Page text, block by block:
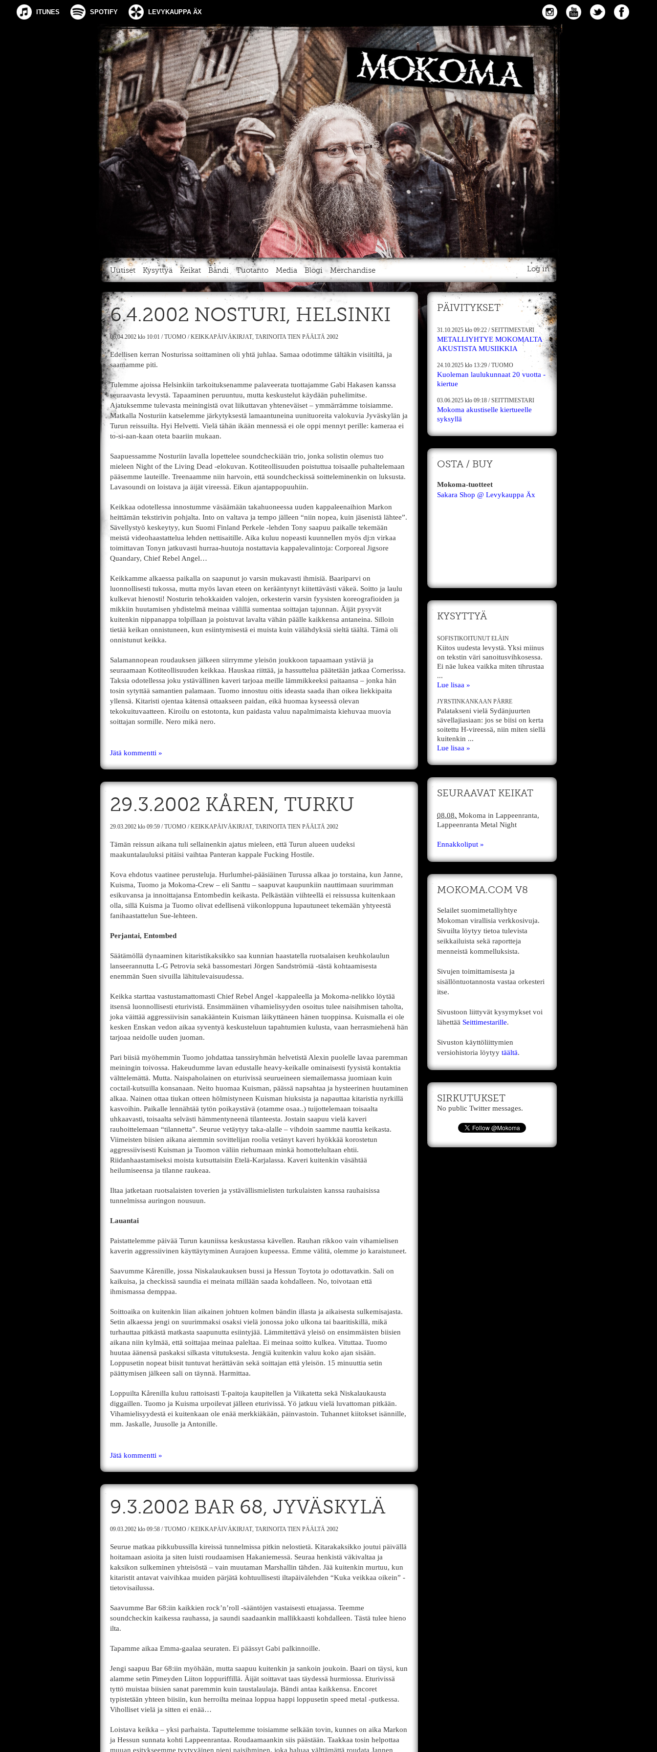
ITUNES SPOTIFY LEVYKAUPPA ÄX
Uutiset Kysyttyä Keikat Bändi Tuotanto Media Blogi Merchandise Log in
6.4.2002 NOSTURI, HELSINKI
06.04.2002 klo 10:01 /TUOMO /KEIKKAPÄIVÄKIRJAT, TARINOITA TIEN PÄÄLTÄ 2002
Edellisen kerran Nosturissa soittaminen oli yhtä juhlaa. Samaa odotimme tältäkin visiitiltä, ja
saamamme piti.
Tulemme ajoissa Helsinkiin tarkoituksenamme palaveerata tuottajamme Gabi Hakasen kanssa
seuraavasta levystä. Tapaaminen peruuntuu, mutta keskustelut käydään puhelimitse.
Ajatuksemme tulevasta meiningistä ovat liikuttavan yhteneväiset – ymmärrämme toisiamme.
Matkalla Nosturiin katselemme järkytyksestä lamaantuneina uunituoreita valokuvia Jyväskylän ja
Turun reissuilta. Hyi Helvetti. Vielä tähän ikään mennessä ei ole oppi mennyt perille: kameraa ei
to-si-aan-kaan oteta baariin mukaan.
Saapuessamme Nosturiin lavalla lopettelee soundcheckiään trio, jonka solistin olemus tuo
mieleen Night of the Living Dead -elokuvan. Kotiteollisuuden poistuttua toisaalle puhaltelemaan
pääsemme lauteille. Treenaamme niin harvoin, että soundcheckissä soitteleminenkin on luksusta.
Lavasoundi on loistava ja äijät vireessä. Eikun ajantappopuuhiin.
Keikkaa odotellessa innostumme väsäämään takahuoneessa uuden kappaleenaihion Markon
heittämän tekstirivin pohjalta. Into on valtava ja tempo jälleen “niin nopea, kuin jäsenistä lähtee”.
Sävellystyö keskeytyy, kun Suomi Finland Perkele -lehden Tony saapuu paikalle tekemään
meistä videohaastattelua lehden nettisaitille. Aika kuluu nopeasti kuunnellen myös dj:n virkaa
toimittavan Tonyn jatkuvasti hurraa-huutoja nostattavia kappalevalintoja: Corporeal Jigsore
Quandary, Chief Rebel Angel…
Keikkamme alkaessa paikalla on saapunut jo varsin mukavasti ihmisiä. Baariparvi on
luonnollisesti tukossa, mutta myös lavan eteen on kerääntynyt kiitettävästi väkeä. Soitto ja laulu
kulkevat hienosti! Nosturin tehokkaiden valojen, orkesterin varsin fyysisten koreografioiden ja
mikkiin huutamisen yhdistelmä meinaa välillä sumentaa soittajan tajunnan. Äijät pysyvät
kuitenkin nippanappa tolpillaan ja poistuvat lavalta vähän päälle kaikkensa antaneina. Silloin
tietää keikan onnistuneen, kun esiintymisestä ei muista kuin välähdyksiä sieltä täältä. Tämä oli
onnistunut keikka.
Salamannopean roudauksen jälkeen siirrymme yleisön joukkoon tapaamaan ystäviä ja
seuraamaan Kotiteollisuuden keikkaa. Hauskaa riittää, ja hassuttelua päätetään jatkaa Cornerissa.
Taksia odotellessa joku ystävällinen kaveri tarjoaa meille lämmikkeeksi paitaansa – jonka hän
tosin sytyttää samantien palamaan. Tuomo innostuu oitis ideasta saada ihan oikea liekkipaita
yllensä. Kitaristi ojentaa kätensä ottaakseen paidan, eikä huomaa kyseessä olevan
tekokuituvaatteen. Kiroilu on estotonta, kun paidasta valuu napalmimaista kiehuvaa muovia
soittajan sormille. Nero mikä nero.
Jätä kommentti »
29.3.2002 KÅREN, TURKU
29.03.2002 klo 09:59 /TUOMO /KEIKKAPÄIVÄKIRJAT, TARINOITA TIEN PÄÄLTÄ 2002
Tämän reissun aikana tuli sellainenkin ajatus mieleen, että Turun alueen uudeksi
maakuntalauluksi pitäisi vaihtaa Panteran kappale Fucking Hostile.
Kova ehdotus vaatinee perusteluja. Hurlumhei-pääsiäinen Turussa alkaa jo torstaina, kun Janne,
Kuisma, Tuomo ja Mokoma-Crew – eli Santtu – saapuvat kaupunkiin nauttimaan suurimman
esikuvansa ja innoittajansa Entombedin keikasta. Pelkästään viihteellä ei reissussa kuitenkaan
olla, sillä Kuisma ja Tuomo olivat edellisenä viikonloppuna lupautuneet tekemään yhtyeestä
fanihaastattelun Sue-lehteen.
Perjantai, Entombed
Säätämöllä dynaaminen kitaristikaksikko saa kunnian haastatella ruotsalaisen keuhkolaulun
lanseerannutta L-G Petrovia sekä bassomestari Jörgen Sandströmiä -tästä kohtaamisesta
enemmän Suen sivuilla lähitulevaisuudessa.
Keikka starttaa vastustamattomasti Chief Rebel Angel -kappaleella ja Mokoma-nelikko löytää
itsensä luonnollisesti eturivistä. Ensimmäinen vihamielisyyden osoitus tulee naisihmisen taholta,
joka väittää aggressiivisin sanakääntein Kuisman läikyttäneen hänen tuoppinsa. Kuismalla ei ole
kesken Enskan vedon aikaa syventyä keskusteluun tapahtumien kulusta, vaan herrasmiehenä hän
tarjoaa neidolle uuden juoman.
Pari biisiä myöhemmin Tuomo johdattaa tanssiryhmän helvetistä Alexin puolelle lavaa paremman
meiningin toivossa. Hakeudumme lavan edustalle heavy-keikalle ominaisesti fyysistä kontaktia
välttelemättä. Mutta. Naispaholainen on eturivissä seurueineen siemailemassa juomiaan kuin
coctail-kutsuilla konsanaan. Neito huomaa Kuisman, päässä napsahtaa ja hysteerinen huutaminen
alkaa. Nainen ottaa tiukan otteen hölmistyneen Kuisman hiuksista ja napauttaa kitaristia nyrkillä
kasvoihin. Paikalle lennähtää tytön poikaystävä (otamme osaa..) tuijottelemaan toisaalta
uhkaavasti, toisaalta selvästi hämmentyneenä tilanteesta. Jostain saapuu vielä kaveri
rauhoittelemaan “tilannetta”. Seurue vetäytyy taka-alalle – vihdoin saamme nauttia keikasta.
Viimeisten biisien aikana aiemmin sovittelijan roolia vetänyt kaveri hyökkää korostetun
aggressiivisesti Kuisman ja Tuomon väliin riehumaan minkä homottelultaan ehtii.
Riidanhaastamiseksi moista kutsuttaisiin Etelä-Karjalassa. Kaveri kuitenkin väsähtää
heilumiseensa ja tilanne raukeaa.
Iltaa jatketaan ruotsalaisten toverien ja ystävällismielisten turkulaisten kanssa rauhaisissa
tunnelmissa auringon nousuun.
Lauantai
Paistattelemme päivää Turun kauniissa keskustassa kävellen. Rauhan rikkoo vain vihamielisen
kaverin aggressiivinen käyttäytyminen Aurajoen kupeessa. Emme välitä, olemme jo karaistuneet.
Saavumme Kårenille, jossa Niskalaukauksen bussi ja Hessun Toytota jo odottavatkin. Sali on
kaikuisa, ja checkissä saundia ei meinata millään saada kohdalleen. No, toivotaan että
ihmismassa demppaa.
Soittoaika on kuitenkin liian aikainen johtuen kolmen bändin illasta ja aikaisesta sulkemisajasta.
Setin alkaessa jengi on suurimmaksi osaksi vielä jonossa joko ulkona tai baaritiskillä, mikä
turhauttaa pitkästä matkasta saapunutta esiintyjää. Lämmitettävä yleisö on ensimmäisten biisien
aikana niin kylmää, että soittajaa meinaa paleltaa. Ei meinaa soitto kulkea. Vituttaa. Tuomo
huutaa äänensä paskaksi silkasta vitutuksesta. Jengiä kuitenkin valuu koko ajan sisään.
Loppusetin nopeat biisit tuntuvat herättävän sekä soittajan että yleisön. 15 minuuttia setin
päättymisen jälkeen sali on täynnä. Harmittaa.
Loppuilta Kårenilla kuluu rattoisasti T-paitoja kaupitellen ja Viikatetta sekä Niskalaukausta
diggaillen. Tuomo ja Kuisma urpoilevat jälleen eturivissä. Yö jatkuu vielä luvattoman pitkään.
Vihamielisyydestä ei kuitenkaan ole enää merkkiäkään, päinvastoin. Tuhannet kiitokset isännille,
mm. Jaskalle, Juusolle ja Antonille.
Jätä kommentti »
9.3.2002 BAR 68, JYVÄSKYLÄ
09.03.2002 klo 09:58 /TUOMO /KEIKKAPÄIVÄKIRJAT, TARINOITA TIEN PÄÄLTÄ 2002
Seurue matkaa pikkubussilla kireissä tunnelmissa pitkin nelostietä. Kitarakaksikko joutui päivällä
hoitamaan asioita ja siten luisti roudaamisen Hakaniemessä. Seuraa henkistä väkivaltaa ja
kaksikon sulkeminen yhteisöstä – vain muutaman Marshallin tähden. Jää kuitenkin murtuu, kun
kitaristit antavat vaivihkaa muiden pärjätä kohtuullisesti iltapäivälehden “Kuka veikkaa oikein” -
tietovisailussa.
Saavumme Bar 68:iin kaikkien rock’n’roll -sääntöjen vastaisesti etuajassa. Teemme
soundcheckin kaikessa rauhassa, ja saundi saadaankin mallikkaasti kohdalleen. Tästä tulee hieno
ilta.
Tapamme aikaa Emma-gaalaa seuraten. Ei päässyt Gabi palkinnoille.
Jengi saapuu Bar 68:iin myöhään, mutta saapuu kuitenkin ja sankoin joukoin. Baari on täysi, kun
alamme setin Pimeyden Liiton loppuriffillä. Äijät soittavat taas täydessä hurmiossa. Eturivissä
tyttö muistaa biisien sanat paremmin kuin taustalaulaja. Bändi antaa kaikkensa. Encoret
typistetään yhteen biisiin, kun herroilta meinaa loppua happi loppusetin speed metal -putkessa.
Viholliset vielä ja sitten ei enää…
Loistava keikka – yksi parhaista. Taputtelemme toisiamme selkään tovin, kunnes on aika Markon
ja Hessun sunnata kohti Lappeenrantaa. Roudaamaankin siis päästään. Taakkaa tosin helpottaa
muuan esitykseemme tyytyväinen pieni naisihminen, joka haluaa välttämättä roudata Jannen
PÄIVITYKSET
31.10.2025 klo 09:22 /SEITTIMESTARI
METALLIYHTYE MOKOMALTA
AKUSTISTA MUSIIKKIA
24.10.2025 klo 13:29 /TUOMO
Kuoleman laulukunnaat 20 vuotta -
kiertue
03.06.2025 klo 09:18 /SEITTIMESTARI
Mokoma akustiselle kiertueelle
syksyllä
OSTA / BUY
Mokoma-tuotteet
Sakara Shop @ Levykauppa Äx
KYSYTTYÄ
SOFISTIKOITUNUT ELÄIN
Kiitos uudesta levystä. Yksi miinus
on tekstin väri sanoitusvihkosessa.
Ei näe lukea vaikka miten tihrustaa
...
Lue lisaa »
JYRSTINKANKAAN PÄRRE
Palatakseni vielä Sydänjuurten
sävellajiasiaan: jos se biisi on kerta
soitettu H-vireessä, niin miten siellä
kuitenkin ...
Lue lisaa »
SEURAAVAT KEIKAT
08.08. Mokoma in Lappeenranta,
Lappeenranta Metal Night
Ennakkoliput »
MOKOMA.COM V8
Selailet suomimetalliyhtye
Mokoman virallisia verkkosivuja.
Sivuilta löytyy tietoa tulevista
seikkailuista sekä raportteja
menneistä kommelluksista.
Sivujen toimittamisesta ja
sisällöntuotannosta vastaa orkesteri
itse.
Sivustoon liittyvät kysymykset voi
lähettää Seittimestarille.
Sivuston käyttöliittymien
versiohistoria löytyy täältä.
SIRKUTUKSET
No public Twitter messages.